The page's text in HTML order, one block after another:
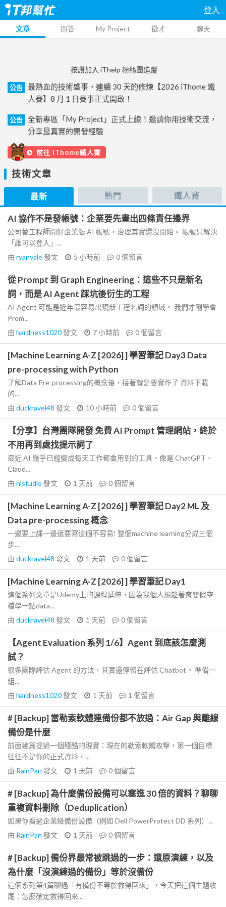
登入
文章 問答 My Project 徵才 聊天
按讚加入 iThelp 粉絲團追蹤
公告
最熱血的技術盛事，連續 30 天的修煉【2026 iThome 鐵
人賽】8 月 1 日賽事正式開啟！
公告
全新專區「My Project」正式上線！邀請你用技術交流，
分享最真實的開發經驗
前往 iThome鐵人賽
技術文章
最新 熱門 鐵人賽
AI 協作不是發帳號：企業要先畫出四條責任邊界
公司替工程師開好企業版 AI 帳號，治理其實還沒開始。 帳號只解決
「誰可以登入」...
由 ryanvale發文 5 小時前 0個留言
從 Prompt 到 Graph Engineering：這些不只是新名
詞，而是 AI Agent 踩坑後衍生的工程
AI Agent 可能是近年最容易出現新工程名詞的領域。 我們才剛學會
Prom...
由 hardness1020發文 7 小時前 0個留言
[Machine Learning A-Z [2026] ] 學習筆記 Day3 Data
pre-processing with Python
了解Data Pre-processing的概念後，接著就是要實作了 資料下載
的...
由 duckravel48 發文 10 小時前 0個留言
【分享】台灣團隊開發 免費 AI Prompt 管理網站，終於
不用再到處找提示詞了
最近 AI 幾乎已經變成每天工作都會用到的工具。像是 ChatGPT、
Claud...
由 nlstudio 發文 1 天前 0個留言
[Machine Learning A-Z [2026] ] 學習筆記 Day2 ML 及
Data pre-processing 概念
一邊要上課一邊還要寫這個不容易! 整個machine learning分成三個
步...
由 duckravel48 發文 1 天前 0個留言
[Machine Learning A-Z [2026] ] 學習筆記 Day1
這個系列文章是Udemy上的課程延伸，因為我個人想趁著育嬰假空
檔學一點data...
由 duckravel48 發文 1 天前 0個留言
【Agent Evaluation 系列 1/6】Agent 到底該怎麼測
試？
很多團隊評估 Agent 的方法，其實還停留在評估 Chatbot。 準備一
組...
由 hardness1020發文 1 天前 1 個留言
# [Backup] 當勒索軟體連備份都不放過：Air Gap 與離線
備份是什麼
前面幾篇提過一個殘酷的現實：現在的勒索軟體攻擊，第一個目標
往往不是你的正式資料，...
由 RainPan 發文 1 天前 0個留言
# [Backup] 為什麼備份設備可以塞進 30 倍的資料？聊聊
重複資料刪除（Deduplication）
如果你看過企業級備份設備（例如 Dell PowerProtect DD 系列）...
由 RainPan 發文 1 天前 0個留言
# [Backup] 備份界最常被跳過的一步：還原演練，以及
為什麼「沒演練過的備份」等於沒備份
這個系列第4篇聊過「有備份不等於救得回來」，今天把這個主題收
尾：怎麼確定救得回來...